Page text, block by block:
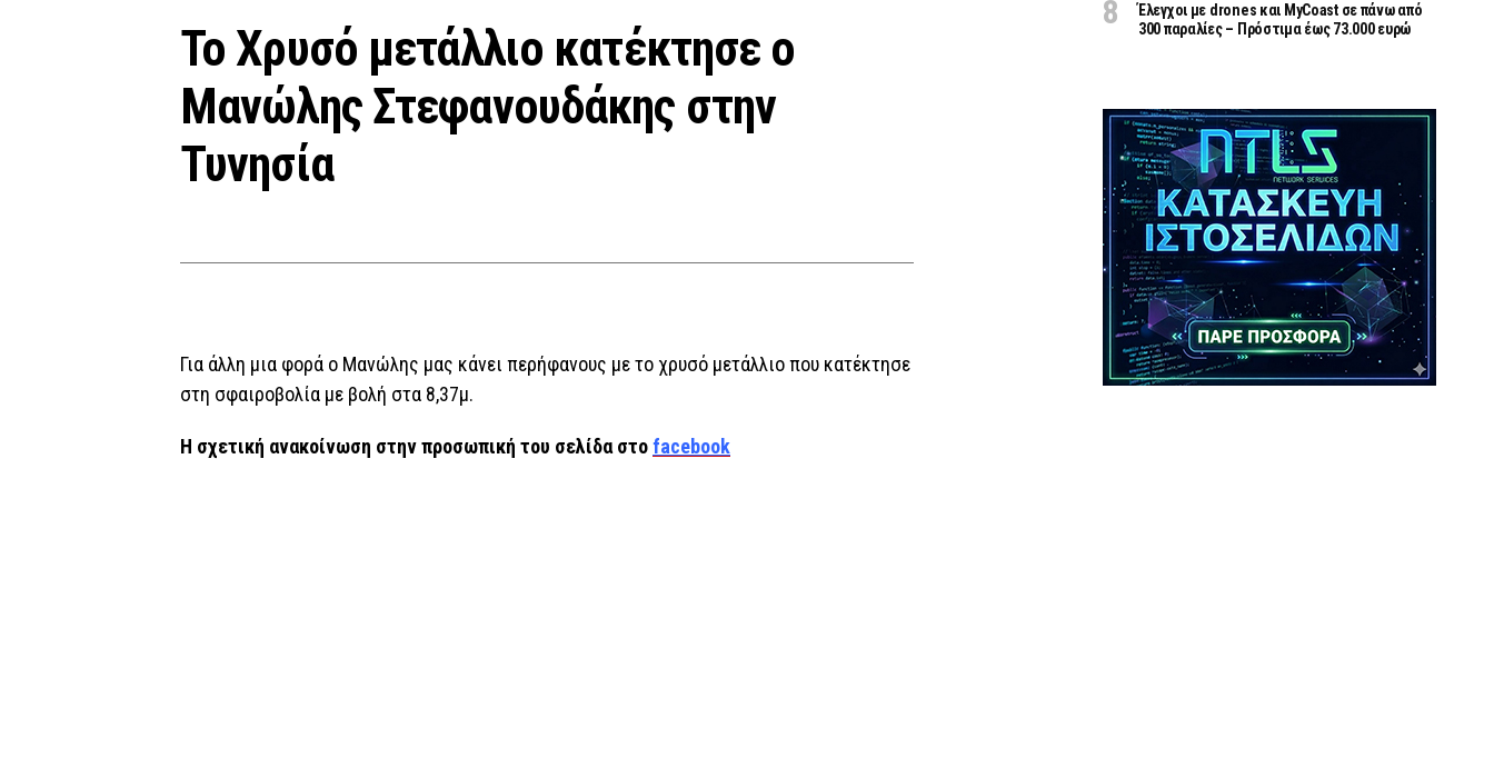
Το Χρυσό μετάλλιο κατέκτησε ο
Μανώλης Στεφανουδάκης στην
Τυνησία
Για άλλη μια φορά ο Μανώλης μας κάνει περήφανους με το χρυσό μετάλλιο που κατέκτησε
στη σφαιροβολία με βολή στα 8,37μ.
Η σχετική ανακοίνωση στην προσωπική του σελίδα στοfacebook
Έλεγχοι με drones και MyCoast σε πάνω από
300 παραλίες – Πρόστιμα έως 73.000 ευρώ